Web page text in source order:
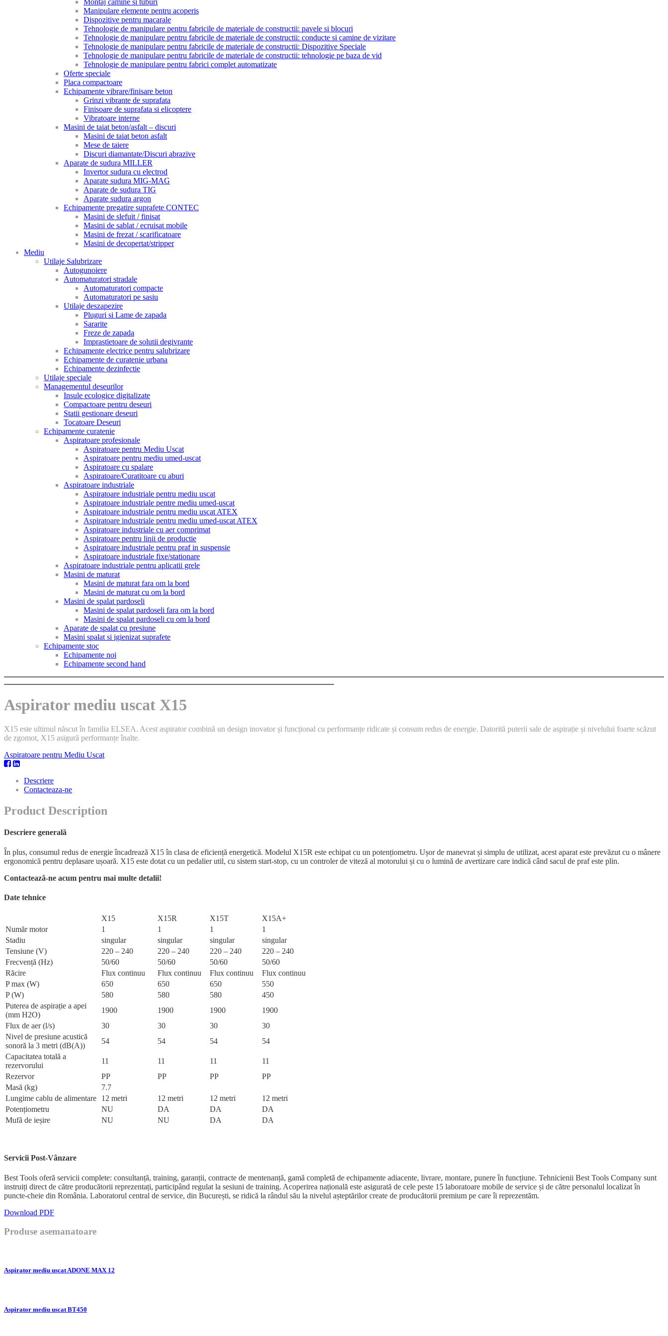
Montaj camine si tuburi
Manipulare elemente pentru acoperis
Dispozitive pentru macarale
Tehnologie de manipulare pentru fabricile de materiale de constructii: pavele si blocuri
Tehnologie de manipulare pentru fabricile de materiale de constructii: conducte si camine de vizitare
Tehnologie de manipulare pentru fabricile de materiale de constructii: Dispozitive Speciale
Tehnologie de manipulare pentru fabricile de materiale de constructii: tehnologie pe baza de vid
Tehnologie de manipulare pentru fabrici complet automatizate
Oferte speciale
Placa compactoare
Echipamente vibrare/finisare beton
Grinzi vibrante de suprafata
Finisoare de suprafata si elicoptere
Vibratoare interne
Masini de taiat beton/asfalt – discuri
Masini de taiat beton asfalt
Mese de taiere
Discuri diamantate/Discuri abrazive
Aparate de sudura MILLER
Invertor sudura cu electrod
Aparate sudura MIG-MAG
Aparate de sudura TIG
Aparate sudura argon
Echipamente pregatire suprafete CONTEC
Masini de slefuit / finisat
Masini de sablat / ecruisat mobile
Masini de frezat / scarificatoare
Masini de decopertat/stripper
Mediu
Utilaje Salubrizare
Autogunoiere
Automaturatori stradale
Automaturatori compacte
Automaturatori pe sasiu
Utilaje deszapezire
Pluguri si Lame de zapada
Sararite
Freze de zapada
Imprastietoare de solutii degivrante
Echipamente electrice pentru salubrizare
Echipamente de curatenie urbana
Echipamente dezinfectie
Utilaje speciale
Managementul deseurilor
Insule ecologice digitalizate
Compactoare pentru deseuri
Statii gestionare deseuri
Tocatoare Deseuri
Echipamente curatenie
Aspiratoare profesionale
Aspiratoare pentru Mediu Uscat
Aspiratoare pentru mediu umed-uscat
Aspiratoare cu spalare
Aspiratoare/Curatitoare cu aburi
Aspiratoare industriale
Aspiratoare industriale pentru mediu uscat
Aspiratoare industriale pentre mediu umed-uscat
Aspiratoare industriale pentru mediu uscat ATEX
Aspiratoare industriale pentru mediu umed-uscat ATEX
Aspiratoare industriale cu aer comprimat
Aspiratoare pentru linii de productie
Aspiratoare industriale pentru praf in suspensie
Aspiratoare industriale fixe/stationare
Aspiratoare industriale pentru aplicatii grele
Masini de maturat
Masini de maturat fara om la bord
Masini de maturat cu om la bord
Masini de spalat pardoseli
Masini de spalat pardoseli fara om la bord
Masini de spalat pardoseli cu om la bord
Aparate de spalat cu presiune
Masini spalat si igienizat suprafete
Echipamente stoc
Echipamente noi
Echipamente second hand
Aspirator mediu uscat X15
X15 este ultimul născut în familia ELSEA. Acest aspirator combină un design inovator și funcțional cu performanțe ridicate și consum redus de energie. Datorită puterii sale de aspirație și nivelului foarte scăzut
de zgomot, X15 asigură performanțe înalte.
Aspiratoare pentru Mediu Uscat
Descriere
Contacteaza-ne
Product Description
Descriere generală
În plus, consumul redus de energie încadrează X15 în clasa de eficiență energetică. Modelul X15R este echipat cu un potențiometru. Ușor de manevrat și simplu de utilizat, acest aparat este prevăzut cu o mânere
ergonomică pentru deplasare ușoară. X15 este dotat cu un pedalier util, cu sistem start-stop, cu un controler de viteză al motorului și cu o lumină de avertizare care indică când sacul de praf este plin.
Contactează-ne acum pentru mai multe detalii!
Date tehnice
X15 X15R X15T
X15A+
Număr motor
1 1 1
1
Stadiu
singular singular singular
singular
Tensiune (V)
220 – 240 220 – 240 220 – 240
220 – 240
Frecvență (Hz)
50/60 50/60 50/60
50/60
Răcire
Flux continuu Flux continuu Flux continuu
Flux continuu
P max (W)
650 650 650
550
P (W)
580 580 580
450
Puterea de aspirație a apei
(mm H2O)
1900 1900 1900
1900
Flux de aer (l/s)
30 30 30
30
Nivel de presiune acustică
sonoră la 3 metri (dB(A))
54 54 54
54
Capacitatea totală a
rezervorului
11 11 11
11
Rezervor
PP PP PP
PP
Masă (kg)
7.7
Lungime cablu de alimentare
12 metri 12 metri 12 metri
12 metri
Potențiometru
NU DA DA
DA
Mufă de ieșire
NU NU DA DA
Servicii Post-Vânzare
Best Tools oferă servicii complete: consultanță, training, garanții, contracte de mentenanță, gamă completă de echipamente adiacente, livrare, montare, punere în funcțiune. Tehnicienii Best Tools Company sunt
instruiți direct de către producătorii reprezentați, participând regulat la sesiuni de training. Acoperirea națională este asigurată de cele peste 15 laboratoare mobile de service și de către personalul localizat în
puncte-cheie din România. Laboratorul central de service, din București, se ridică la rândul său la nivelul așteptărilor create de producătorii premium pe care îi reprezentăm.
Download PDF
Produse asemanatoare
Aspirator mediu uscat ADONE MAX 12
Aspirator mediu uscat BT450